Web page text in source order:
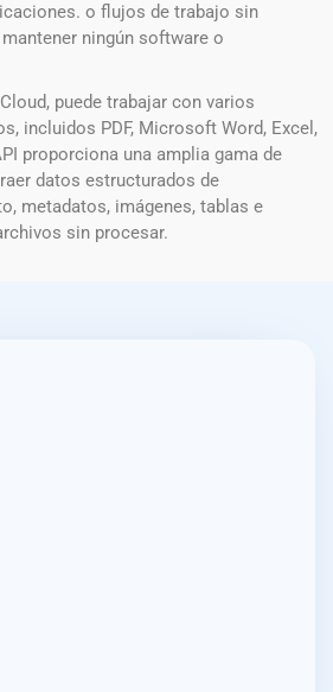
o flujos de trabajo sin
ningún software o
puede trabajar con varios
incluidos PDF, Microsoft Word, Excel,
proporciona una amplia gama de
datos estructurados de
metadatos, imágenes, tablas e
sin procesar.